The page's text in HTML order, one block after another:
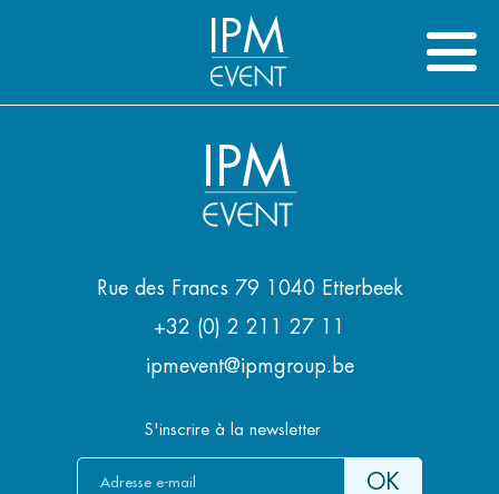
IPM
IPM
Rue des Francs 79 1040 Etterbeek
+32 (0) 2 211 27 11
ipmevent@ipmgroup.be
S'inscrire à la newsletter